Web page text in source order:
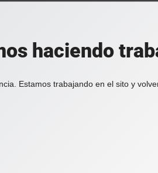
haciendo
Estamos trabajando en el sito y